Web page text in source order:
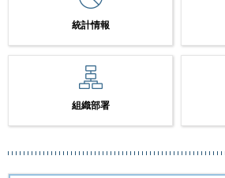
統計情報
組織部署